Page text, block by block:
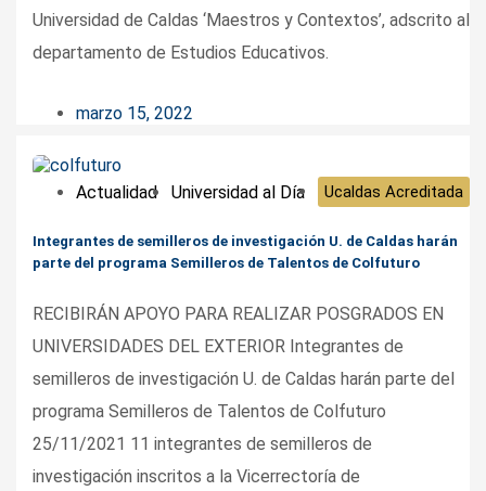
Universidad de Caldas ‘Maestros y Contextos’, adscrito al
departamento de Estudios Educativos.
marzo 15, 2022
Actualidad Universidad al Día Ucaldas Acreditada
Integrantes de semilleros de investigación U. de Caldas harán
parte del programa Semilleros de Talentos de Colfuturo
RECIBIRÁN APOYO PARA REALIZAR POSGRADOS EN
UNIVERSIDADES DEL EXTERIOR Integrantes de
semilleros de investigación U. de Caldas harán parte del
programa Semilleros de Talentos de Colfuturo
25/11/2021 11 integrantes de semilleros de
investigación inscritos a la Vicerrectoría de